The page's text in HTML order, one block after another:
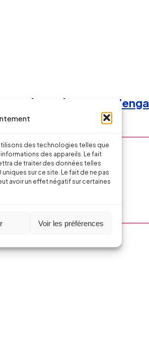
des technologies telles que
des appareils. Le fait
de traiter des données telles
sur ce site. Le fait de ne pas
avoir un effet négatif sur certaines
Voir les préférences
sécurité sociale :